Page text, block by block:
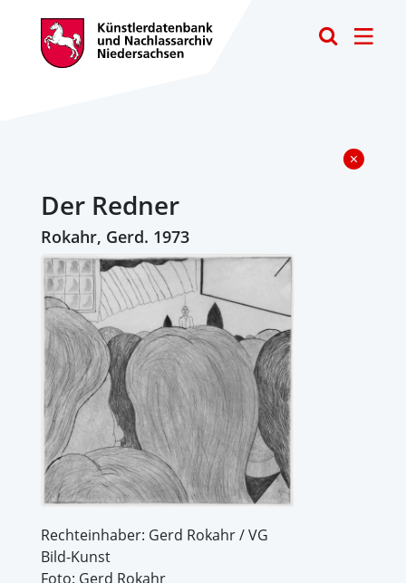
Der Redner
Rokahr, Gerd. 1973
Rechteinhaber: Gerd Rokahr / VG
Bild-Kunst
Foto: Gerd Rokahr